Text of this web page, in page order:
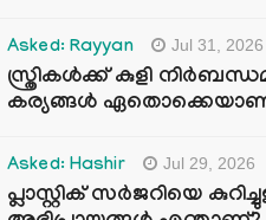
Asked: Rayyan Jul 31, 2026
സ്ത്രികൾക്ക് കുളി
കര്യങ്ങൾ
Asked: Hashir Jul 29, 2026
പ്ലാസ്റ്റിക് സർജറിയെ